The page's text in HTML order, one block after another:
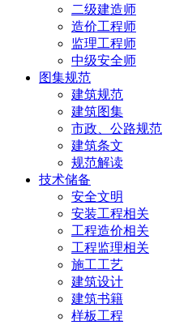
二级建造师
造价工程师
监理工程师
中级安全师
图集规范
建筑规范
建筑图集
市政、公路规范
建筑条文
规范解读
技术储备
安全文明
安装工程相关
工程造价相关
工程监理相关
施工工艺
建筑设计
建筑书籍
样板工程